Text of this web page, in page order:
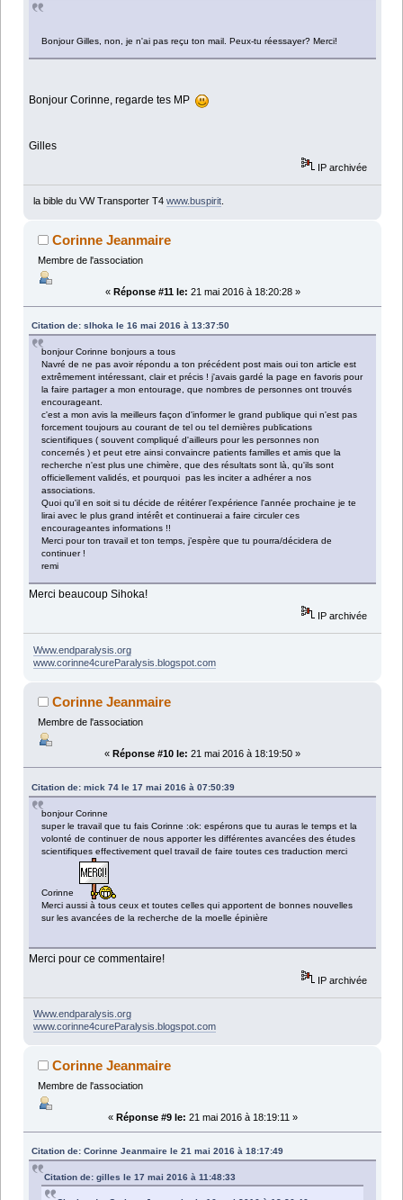
Bonjour Gilles, non, je n'ai pas reçu ton mail. Peux-tu réessayer? Merci!
Bonjour Corinne, regarde tes MP
Gilles
IP archivée
la bible du VW Transporter T4 www.buspirit.
Corinne Jeanmaire
Membre de l'association
« Réponse #11 le: 21 mai 2016 à 18:20:28 »
Citation de: slhoka le 16 mai 2016 à 13:37:50
bonjour Corinne bonjours a tous
Navré de ne pas avoir répondu a ton précédent post mais oui ton article est
extrêmement intéressant, clair et précis ! j'avais gardé la page en favoris pour
la faire partager a mon entourage, que nombres de personnes ont trouvés
encourageant.
c'est a mon avis la meilleurs façon d'informer le grand publique qui n'est pas
forcement toujours au courant de tel ou tel dernières publications
scientifiques ( souvent compliqué d'ailleurs pour les personnes non
concernés ) et peut etre ainsi convaincre patients familles et amis que la
recherche n'est plus une chimère, que des résultats sont là, qu'ils sont
officiellement validés, et pourquoi pas les inciter a adhérer a nos
associations.
Quoi qu'il en soit si tu décide de réitérer l’expérience l'année prochaine je te
lirai avec le plus grand intérêt et continuerai a faire circuler ces
encourageantes informations !!
Merci pour ton travail et ton temps, j’espère que tu pourra/décidera de
continuer !
remi
Merci beaucoup Sihoka!
IP archivée
Www.endparalysis.org
www.corinne4cureParalysis.blogspot.com
Corinne Jeanmaire
Membre de l'association
« Réponse #10 le: 21 mai 2016 à 18:19:50 »
Citation de: mick 74 le 17 mai 2016 à 07:50:39
bonjour Corinne
super le travail que tu fais Corinne :ok: espérons que tu auras le temps et la
volonté de continuer de nous apporter les différentes avancées des études
scientifiques effectivement quel travail de faire toutes ces traduction merci
Corinne
Merci aussi à tous ceux et toutes celles qui apportent de bonnes nouvelles
sur les avancées de la recherche de la moelle épinière
Merci pour ce commentaire!
IP archivée
Www.endparalysis.org
www.corinne4cureParalysis.blogspot.com
Corinne Jeanmaire
Membre de l'association
« Réponse #9 le: 21 mai 2016 à 18:19:11 »
Citation de: Corinne Jeanmaire le 21 mai 2016 à 18:17:49
Citation de: gilles le 17 mai 2016 à 11:48:33